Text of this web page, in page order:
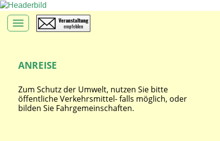
Toggle navigation
ANREISE
Zum Schutz der Umwelt, nutzen Sie bitte
öffentliche Verkehrsmittel- falls möglich, oder
bilden Sie Fahrgemeinschaften.